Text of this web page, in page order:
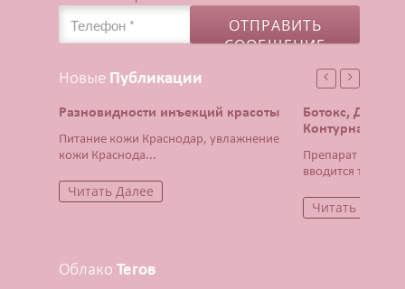
Новые Публикации
Разновидности инъекций красоты
Питание кожи Краснодар, увлажнение
кожи Краснода...
Читать Далее
Ботокс,
Контурная
Препарат Ботокс
вводится тонча...
Читать Далее
Облако Тегов